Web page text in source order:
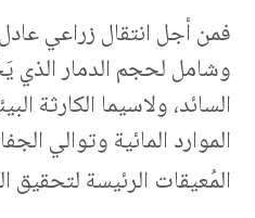
فمن أجل انتقال زراعي
وشامل لحجم الدمار الذي
السائد، ولاسيما الكارثة
الموارد المائية وتوالي
المُعيقات الرئيسة لتحقيق